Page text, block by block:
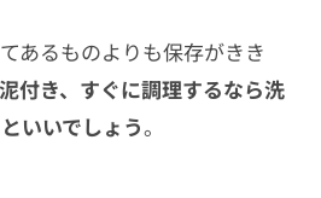
あるものよりも保存がきき
付き、すぐに調理するなら洗
いいでしょう。